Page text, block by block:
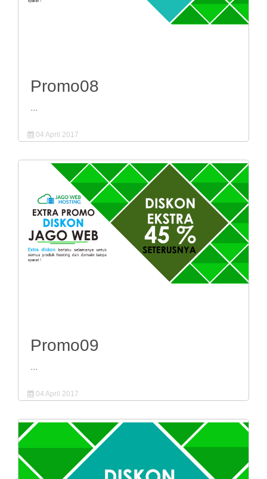
Promo08
...
04 April 2017
Promo09
...
04 April 2017